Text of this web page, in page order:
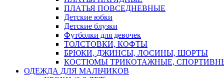
ПЛАТЬЯ ПОВСЕДНЕВНЫЕ
Детские юбки
Детские блузки
Футболки для девочек
ТОЛСТОВКИ, КОФТЫ
БРЮКИ, ДЖИНСЫ, ЛОСИНЫ, ШОРТЫ
КОСТЮМЫ ТРИКОТАЖНЫЕ,
ОДЕЖДА ДЛЯ МАЛЬЧИКОВ